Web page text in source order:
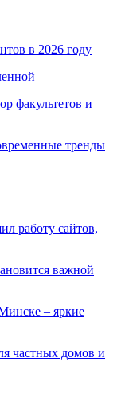
в 2026 году
факультетов и
тренды
работу сайтов,
важной
– яркие
частных домов и